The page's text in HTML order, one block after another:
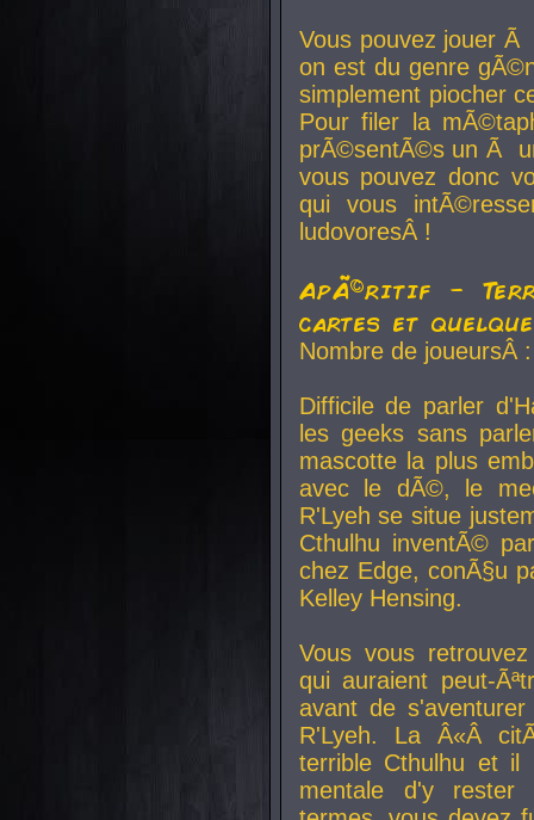
Vous pouvez jouer
on est du genre
simplement piocher
Pour filer la
prÃ©sentÃ©s un Ã
vous pouvez donc
qui vous
ludovoresÂ !
ApÃ©ritif -
cartes et
Nombre de
Difficile de parler
les geeks sans
mascotte la plus
avec le dÃ©, le
R'Lyeh se situe
Cthulhu inventÃ©
chez Edge, conÃ§u
Kelley Hensing.
Vous vous
qui auraient peut-
avant de
R'Lyeh. La Â«Â
terrible Cthulhu et
mentale d'y rester